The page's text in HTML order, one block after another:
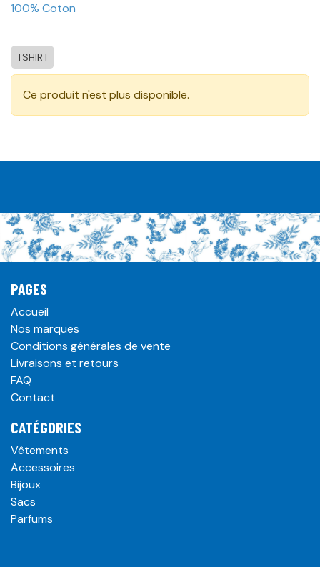
100% Coton
TSHIRT
Ce produit n'est plus disponible.
PAGES
Accueil
Nos marques
Conditions générales de vente
Livraisons et retours
FAQ
Contact
CATÉGORIES
Vêtements
Accessoires
Bijoux
Sacs
Parfums